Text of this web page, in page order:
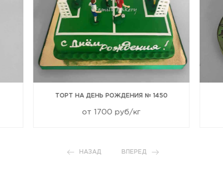
ТОРТ НА ДЕНЬ РОЖДЕНИЯ № 1450
от 1700 руб/кг
НАЗАД ВПЕРЕД